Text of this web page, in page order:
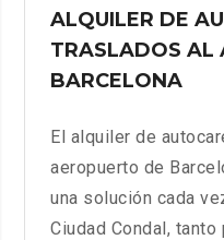
ALQUILER DE
TRASLADOS AL
BARCELONA
El alquiler de
aeropuerto de
una solución cada
Ciudad Condal, tanto